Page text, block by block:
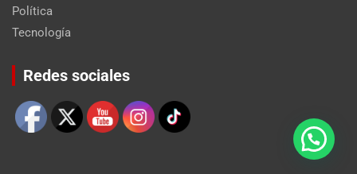
Política
Tecnología
Redes sociales